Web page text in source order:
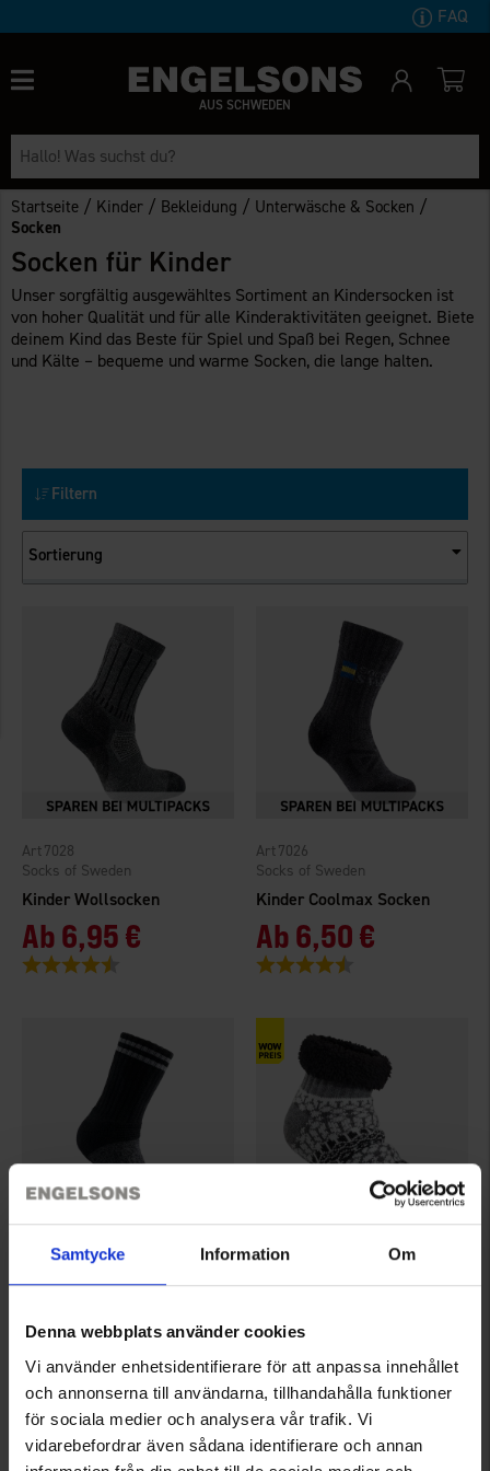
Samtycke Information Om
Denna webbplats använder cookies
Vi använder enhetsidentifierare för att anpassa innehållet
och annonserna till användarna, tillhandahålla funktioner
för sociala medier och analysera vår trafik. Vi
vidarebefordrar även sådana identifierare och annan
FAQ
AUS SCHWEDEN
Startseite / Kinder / Bekleidung / Unterwäsche & Socken /
Socken
Socken für Kinder
Unser sorgfältig ausgewähltes Sortiment an Kindersocken ist
von hoher Qualität und für alle Kinderaktivitäten geeignet. Biete
deinem Kind das Beste für Spiel und Spaß bei Regen, Schnee
und Kälte – bequeme und warme Socken, die lange halten.
Filtern
Sortierung
Kinder Wollsocken
Socks of Sweden
7028
Ab6,95 €
Bewertung:
Kinder Coolmax Socken
Socks of Sweden
7026
Ab6,50 €
Bewertung:
EP-Collection
4067
Ab9,95 €
Bewertung: 4.4 von 5 Sternen
EP-Collection
5042
Ab4,95 €
Bewertung: 4.4 von 5 Sternen